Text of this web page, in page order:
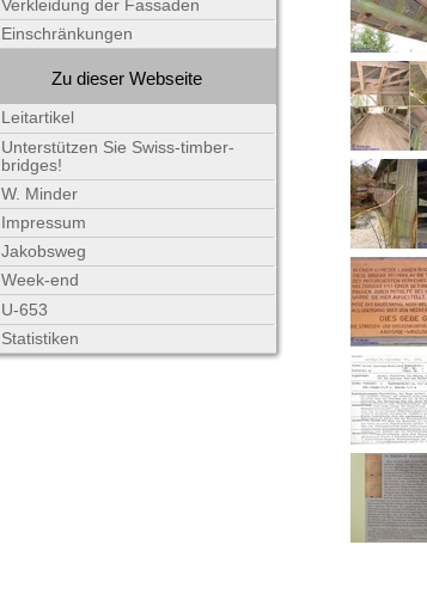
Verkleidung der Fassaden
Einschränkungen
Zu dieser Webseite
Leitartikel
Unterstützen Sie Swiss-timber-
bridges!
W. Minder
Impressum
Jakobsweg
Week-end
U-653
Statistiken